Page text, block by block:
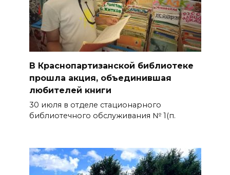
В Краснопартизанской библиотеке
прошла акция, объединившая
любителей книги
30 июля в отделе стационарного
библиотечного обслуживания № 1(п.